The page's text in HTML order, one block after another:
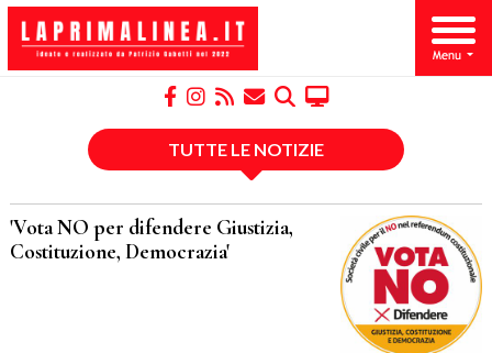
TUTTE LE NOTIZIE
'Vota NO per difendere Giustizia,
Costituzione, Democrazia'